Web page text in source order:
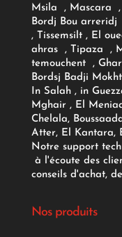
Msila , Mascara
Bordj Bou
, Tissemsilt , El
ahras , Tipaza ,
temouchent ,
Bordsj Badji
In Salah , in
Mghair , El
Chelala,
Atter, El Kantara,
Notre support
à l'écoute des
conseils d'achat,
Nos produits